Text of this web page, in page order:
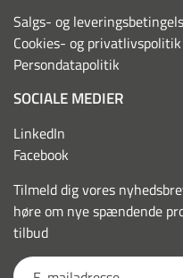
Salgs- og
Cookies- og privatlivspolitik
Persondatapolitik
SOCIALE MEDIER
LinkedIn
Facebook
Tilmeld dig vores
høre om nye spændende
tilbud